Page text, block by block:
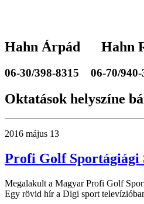
Hahn Árpád Hahn
06-30/398-8315 06-70/
Oktatások helyszíne
2016 május 13
Profi Golf Sportágiági
Megalakult a Magyar Profi Golf
Egy rövid hír a Digi sport